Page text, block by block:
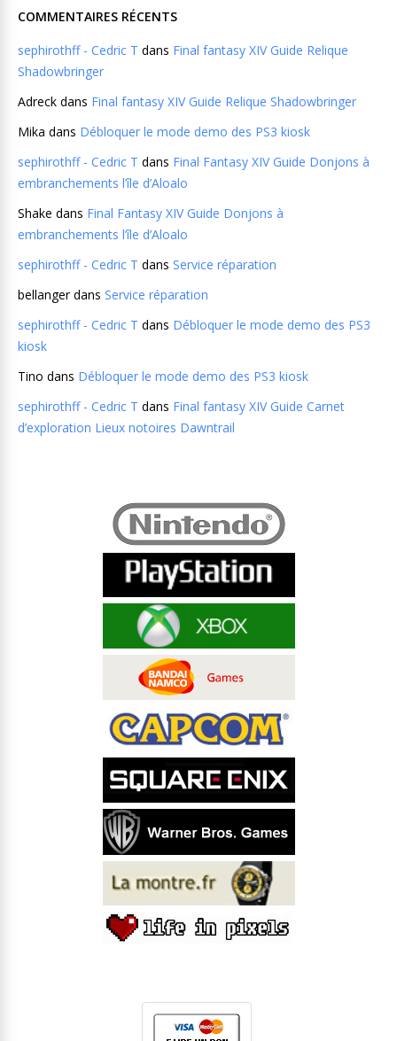
COMMENTAIRES RÉCENTS
sephirothff - Cedric T dans Final fantasy XIV Guide Relique
Shadowbringer
Adreck dans Final fantasy XIV Guide Relique Shadowbringer
Mika dans Débloquer le mode demo des PS3 kiosk
sephirothff - Cedric T dans Final Fantasy XIV Guide Donjons à
embranchements l’île d’Aloalo
Shake dans Final Fantasy XIV Guide Donjons à
embranchements l’île d’Aloalo
sephirothff - Cedric T dans Service réparation
bellangerdans Service réparation
sephirothff - Cedric T dans Débloquer le mode demo des PS3
kiosk
Tino dans Débloquer le mode demo des PS3 kiosk
sephirothff - Cedric T dans Final fantasy XIV Guide Carnet
d’exploration Lieux notoires Dawntrail